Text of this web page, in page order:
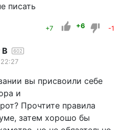
писать
+7 +6 -1
В 602
вы присвоили себе
и
Прочтите правила
затем хорошо бы